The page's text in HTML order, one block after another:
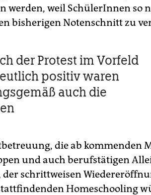
werden, weil SchülerInnen so
bisherigen Notenschnitt zu
der Protest im Vorfeld
positiv waren
auch die
die ab kommenden
und auch berufstätigen
der schrittweisen
Homeschooling